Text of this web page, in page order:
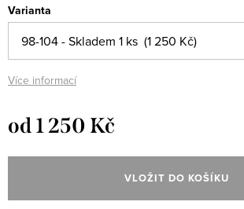
Varianta
Více informací
od1 250 Kč
cena:
VLOŽIT DO KOŠÍKU